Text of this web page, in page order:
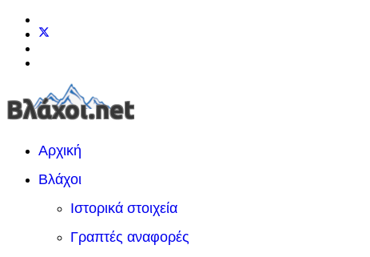
Αρχική
Βλάχοι
Ιστορικά στοιχεία
Γραπτές αναφορές